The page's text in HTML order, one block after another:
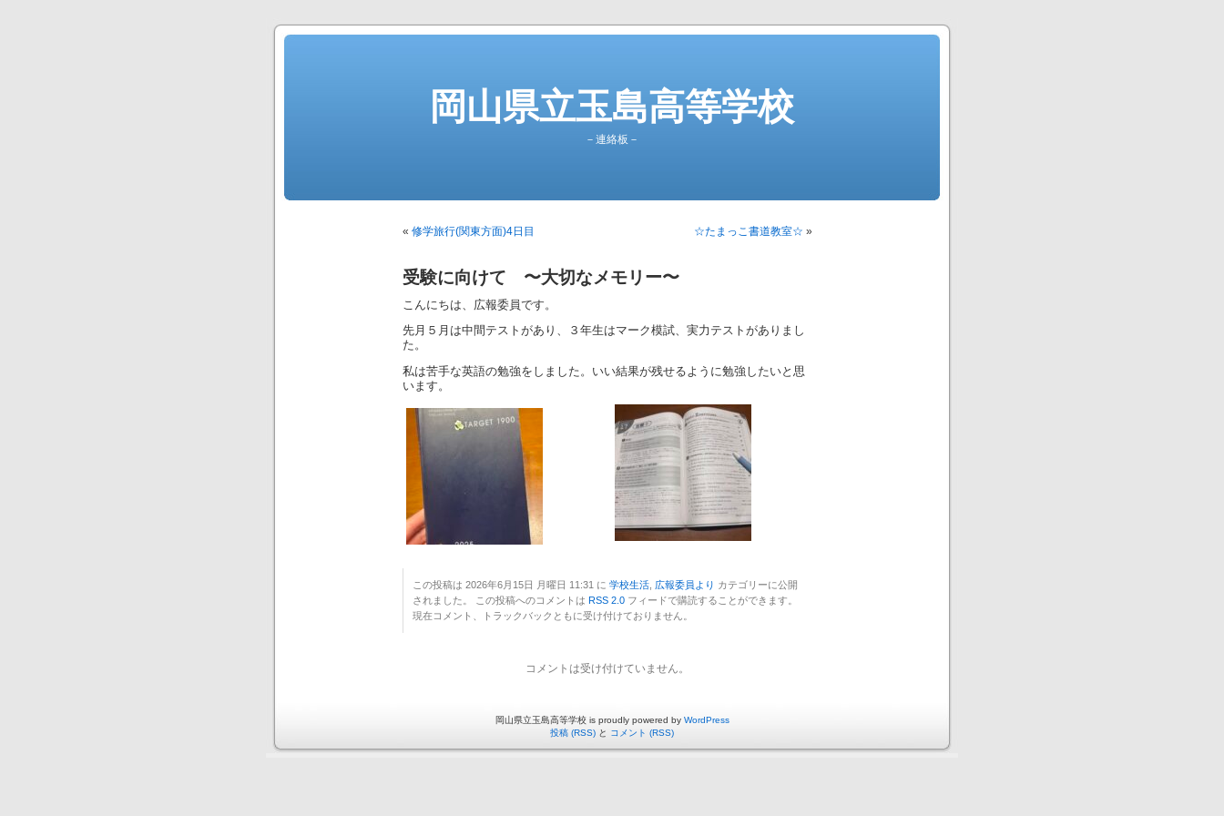
岡山県立玉島高等学校
－連絡板－
« 修学旅行(関東方面)4日目 ☆たまっこ書道教室☆ »
受験に向けて 〜大切なメモリー〜
こんにちは、広報委員です。
先月５月は中間テストがあり、３年生はマーク模試、実力テストがありまし
た。
私は苦手な英語の勉強をしました。いい結果が残せるように勉強したいと思
います。
この投稿は 2026年6月15日 月曜日 11:31 に 学校生活 広報委員より カテゴリーに公開
されました。 この投稿へのコメントは RSS 2.0 フィードで購読することができます。
現在コメント、トラックバックともに受け付けておりません。
コメントは受け付けていません。
岡山県立玉島高等学校 is proudly powered by WordPress
投稿 (RSS) と コメント (RSS)